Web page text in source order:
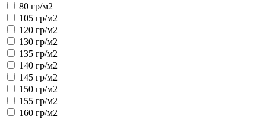
80 гр/м2
105 гр/м2
120 гр/м2
130 гр/м2
135 гр/м2
140 гр/м2
145 гр/м2
150 гр/м2
155 гр/м2
160 гр/м2